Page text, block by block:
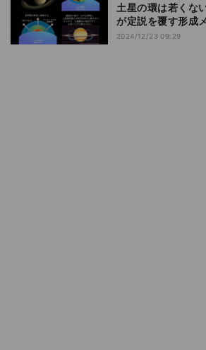
土星の環は若くな
が定説を覆す形成
2024/12/23 09:29